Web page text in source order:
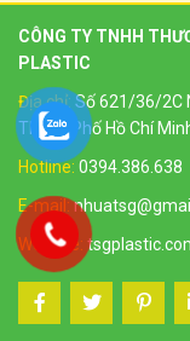
CÔNG TY TNHH
PLASTIC
Địa chỉ: Số 621/36/2C
Thành Phố Hồ Chí
Hotline: 0394.386.638
E-mail:
Website: